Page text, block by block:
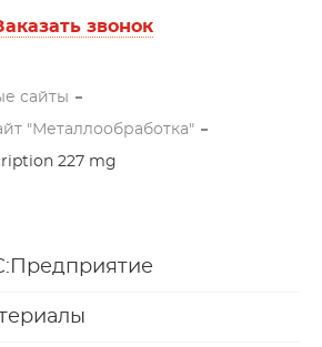
звонок
сайты
"Металлообработка"
227 mg